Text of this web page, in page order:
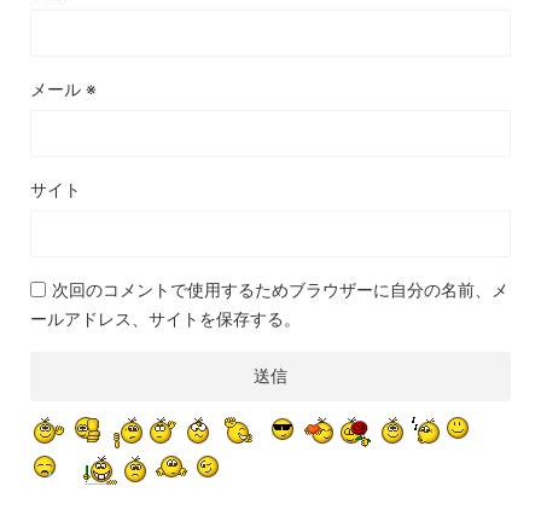
メール ※
サイト
次回のコメントで使用するためブラウザーに自分の名前、メ
ールアドレス、サイトを保存する。